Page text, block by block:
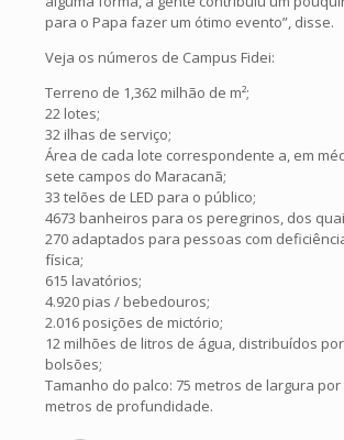
para o Papa fazer um ótimo evento”, disse.
Veja os números de Campus Fidei:
Terreno de 1,362 milhão de m²;
22 lotes;
32 ilhas de serviço;
Área de cada lote correspondente a, em
sete campos do Maracanã;
33 telões de LED para o público;
4673 banheiros para os peregrinos, dos
270 adaptados para pessoas com
física;
615 lavatórios;
4.920 pias / bebedouros;
2.016 posições de mictório;
12 milhões de litros de água, distribuídos
bolsões;
Tamanho do palco: 75 metros de largura por
metros de profundidade.